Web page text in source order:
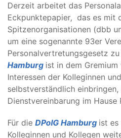
Derzeit arbeitet das
Eckpunktepapier, das es mit
Spitzenorganisationen (dbb
um eine sogenannte 93er
Personalvertretungsgesetz
Hamburg ist in dem
Interessen der Kolleginnen
selbstverständlich
Dienstvereinbarung im Hause
Für die DPolG Hamburg ist
Kolleginnen und Kollegen